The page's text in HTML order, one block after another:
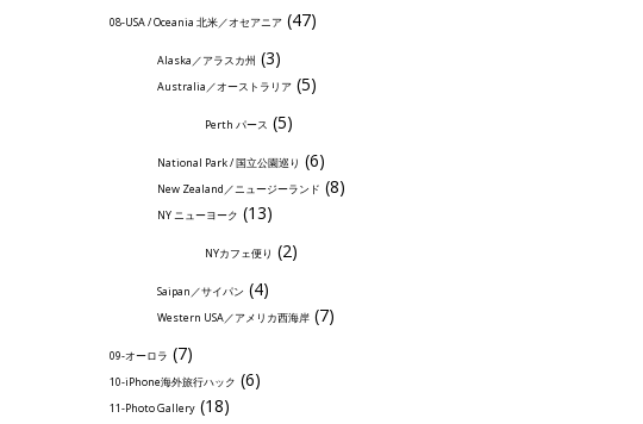
08-USA / Oceania 北米／オセアニア (47)
Alaska／アラスカ州 (3)
Australia／オーストラリア (5)
Perth パース (5)
National Park / 国立公園巡り (6)
New Zealand／ニュージーランド (8)
NY ニューヨーク (13)
NYカフェ便り (2)
Saipan／サイパン (4)
Western USA／アメリカ西海岸 (7)
09-オーロラ (7)
10-iPhone海外旅行ハック (6)
11-Photo Gallery (18)